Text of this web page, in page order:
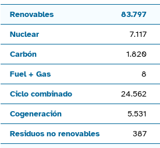
Renovables
83.797
Nuclear
7.117
Carbón
1.820
Fuel + Gas
8
Ciclo combinado
24.562
Cogeneración
5.531
Residuos no renovables
387